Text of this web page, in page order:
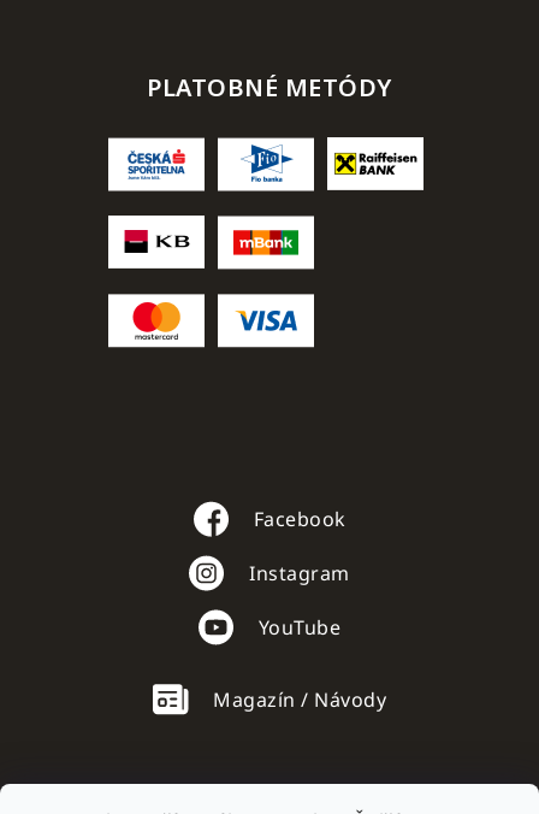
PLATOBNÉ METÓDY
Facebook
Instagram
YouTube
Magazín / Návody